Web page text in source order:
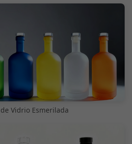
Vidrio Esmerilada